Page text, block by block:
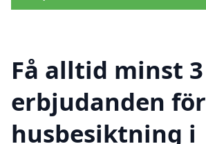
Få alltid minst 3
erbjudanden för
husbesiktning i